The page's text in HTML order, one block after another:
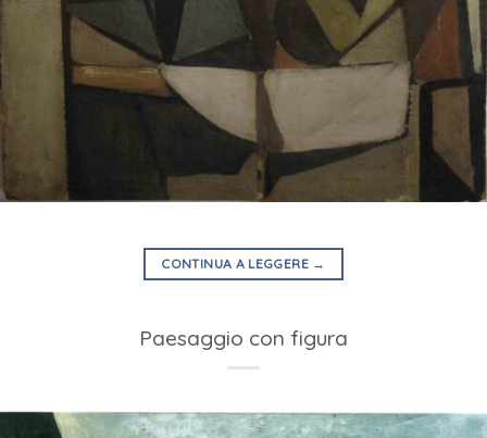
CONTINUA A LEGGERE →
Paesaggio con figura